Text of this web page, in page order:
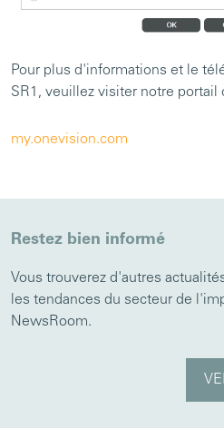
Pour plus d'informations et le
SR1, veuillez visiter notre portail
my.onevision.com
Restez bien informé
Vous trouverez d'autres
les tendances du secteur de
NewsRoom.